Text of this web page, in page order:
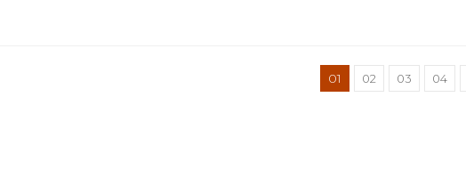
01 02 03 04